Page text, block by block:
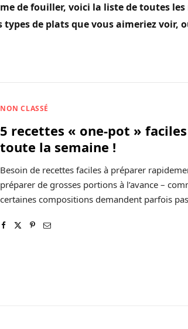
de fouiller, voici la liste de toutes
types de plats que vous aimeriez voir,
NON CLASSÉ
5 recettes « one-pot »
toute la semaine !
Besoin de recettes faciles à préparer
préparer de grosses portions à l’avance –
certaines compositions demandent parfois